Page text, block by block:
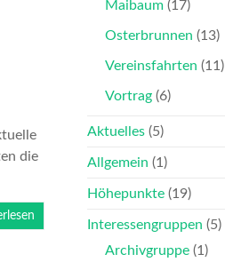
die
Maibaum (17)
Osterbrunnen (13)
Vereinsfahrten (11)
Vortrag (6)
Aktuelles (5)
Allgemein (1)
Höhepunkte (19)
Interessengruppen (5)
Archivgruppe (1)